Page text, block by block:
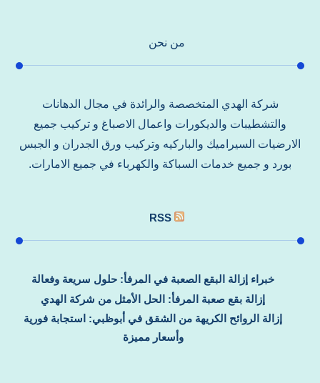
من نحن
شركة الهدي المتخصصة والرائدة في مجال الدهانات
والتشطيبات والديكورات واعمال الاصباغ و تركيب جميع
الارضيات السيراميك والباركيه وتركيب ورق الجدران و الجبس
بورد و جميع خدمات السباكة والكهرباء في جميع الامارات.
RSS
خبراء إزالة البقع الصعبة في المرفأ: حلول سريعة وفعالة
إزالة بقع صعبة المرفأ: الحل الأمثل من شركة الهدي
إزالة الروائح الكريهة من الشقق في أبوظبي: استجابة فورية
وأسعار مميزة